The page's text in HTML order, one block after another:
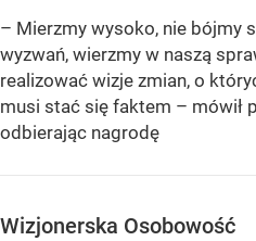
– Mierzmy wysoko, nie bójmy
wyzwań, wierzmy w naszą
realizować wizje zmian, o
musi stać się faktem – mówił
odbierając nagrodę
Wizjonerska Osobowość